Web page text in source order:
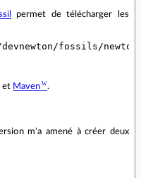
permet de télécharger les
et Maven .
m'a amené à créer deux